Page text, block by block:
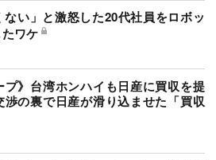
い」と激怒した20代社員をロボッ
ワケ
プ》台湾ホンハイも日産に買収を提
の裏で日産が滑り込ませた「買収